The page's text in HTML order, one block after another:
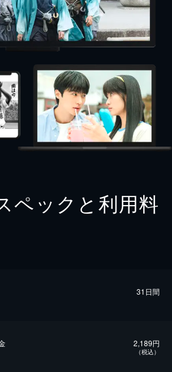
ペックと利用料
31日間
2,189円
（税込）